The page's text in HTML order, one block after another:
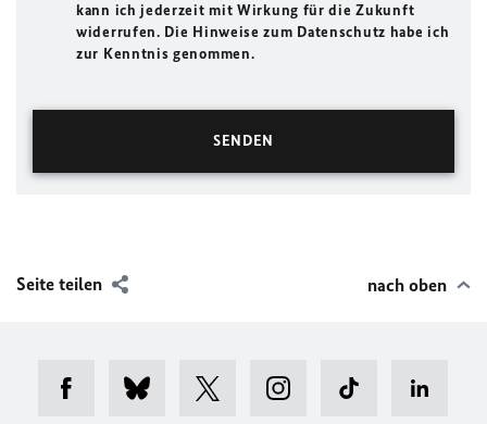
kann ich jederzeit mit Wirkung für die Zukunft
widerrufen. Die Hinweise zum Datenschutz habe ich
zur Kenntnis genommen.
Seite teilen nach oben